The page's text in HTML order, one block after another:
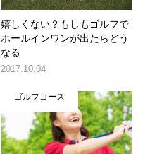
嬉しくない？もしもゴルフで
ホールインワンが出たらどう
なる
2017.10.04
ゴルフコース